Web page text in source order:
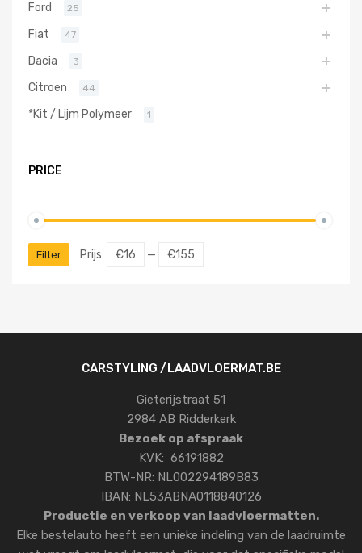
Ford 25
Fiat 47
Dacia 3
Citroen 44
*Kit / Lijm Polymeer 1
PRICE
Filter Prijs: €16 — €155
CARSTYLING /LAADVLOERMAT.BE
Gieterijstraat 51
2984 AB Ridderkerk
Bezoek op afspraak
KVK: 66191882
BTW-NR: NL002294189B83
IBAN: NL53ABNA0118840126
Productie en verkoop van laadvloermatten.
Elke bestelauto heeft een unieke indeling van de laadruimte